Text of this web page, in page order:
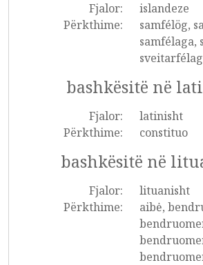
Fjalor:
islandeze
Përkthime:
samfélög,
samfélaga,
bashkësitë në
Fjalor:
latinisht
Përkthime:
constituo
bashkësitë në
Fjalor:
lituanisht
Përkthime:
aibė,